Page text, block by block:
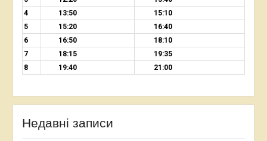
4
13:50
15:10
5
15:20
16:40
6
16:50
18:10
7
18:15
19:35
8
19:40 21:00
Недавні записи